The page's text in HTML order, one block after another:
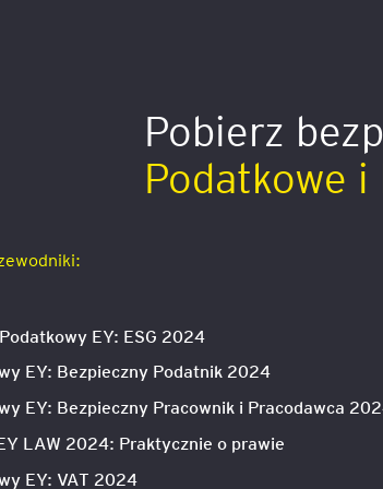
Pobierz
Podatkowe i
EY: ESG 2024
EY: Bezpieczny Podatnik 2024
EY: Bezpieczny Pracownik i Pracodawca
LAW 2024: Praktycznie o prawie
EY: VAT 2024